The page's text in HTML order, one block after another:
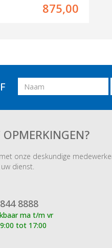
875,00
Naam
onze deskundige
dienst.
8888
ma t/m vr
tot 17:00